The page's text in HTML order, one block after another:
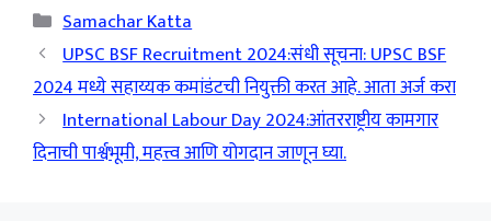
Categories
Samachar Katta
UPSC BSF Recruitment 2024:संधी सूचना: UPSC BSF
2024 मध्ये सहाय्यक कमांडंटची नियुक्ती करत आहे. आता अर्ज करा
International Labour Day 2024:आंतरराष्ट्रीय कामगार
दिनाची पार्श्वभूमी, महत्त्व आणि योगदान जाणून घ्या.